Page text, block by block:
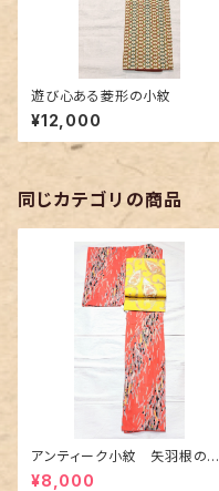
遊び心ある菱形の小紋
¥12,000
同じカテゴリの商品
アンティーク小紋 矢羽根の地
紋に短冊柄 裄６６cm
¥8,000